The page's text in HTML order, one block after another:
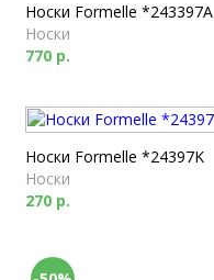
Носки Formelle *243397A
Носки
770 р.
Носки Formelle *24397K
Носки
270 р.